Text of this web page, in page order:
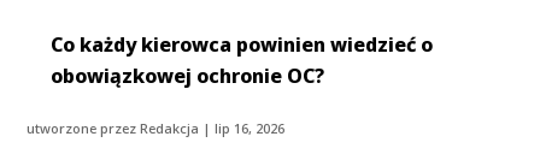
Co każdy kierowca powinien wiedzieć o
obowiązkowej ochronie OC?
utworzone przezRedakcja |lip 16, 2026